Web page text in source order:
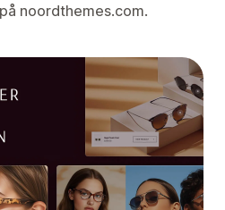
noordthemes.com.